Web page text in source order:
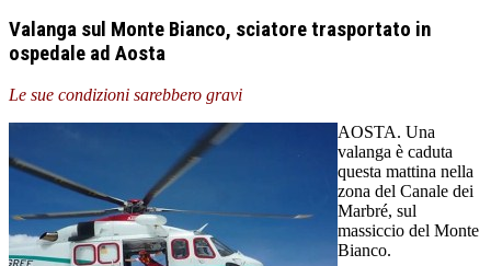
Valanga sul Monte Bianco, sciatore trasportato in
ospedale ad Aosta
Le sue condizioni sarebbero gravi
AOSTA. Una
valanga è caduta
questa mattina nella
zona del Canale dei
Marbré, sul
massiccio del Monte
Bianco.